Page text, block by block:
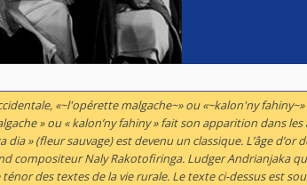
«~l'opérette malgache~» ou «~kalon'ny
» ou « kalon’ny fahiny » fait son apparition dans les
» (fleur sauvage) est devenu un classique. L’âge d’or
compositeur Naly Rakotofiringa. Ludger Andrianjaka
des textes de la vie rurale. Le texte ci-dessus est